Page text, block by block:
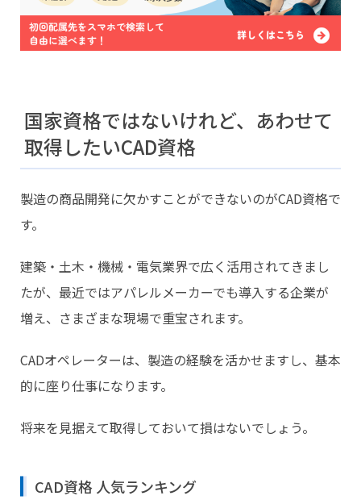
国家資格ではないけれど、あわせて
取得したいCAD資格
製造の商品開発に欠かすことができないのがCAD資格で
す。
建築・土木・機械・電気業界で広く活用されてきまし
たが、最近ではアパレルメーカーでも導入する企業が
増え、さまざまな現場で重宝されます。
CADオペレーターは、製造の経験を活かせますし、基本
的に座り仕事になります。
将来を見据えて取得しておいて損はないでしょう。
CAD資格 人気ランキング